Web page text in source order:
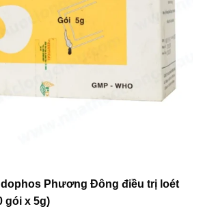
Phương Đông điều trị loét
gói x 5g)